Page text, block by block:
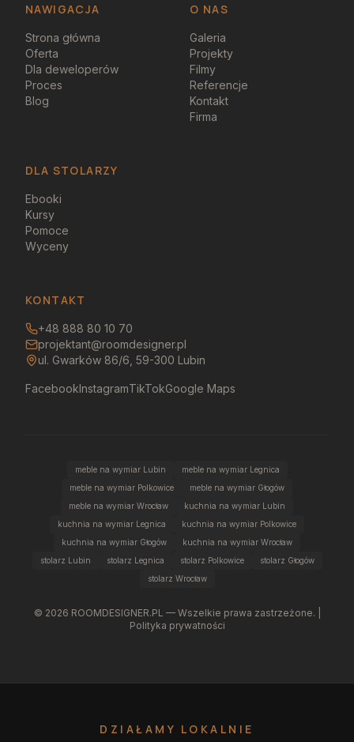
NAWIGACJA O NAS
Strona główna
Oferta
Dla deweloperów
Proces
Blog
Galeria
Projekty
Filmy
Referencje
Kontakt
Firma
DLA STOLARZY
Ebooki
Kursy
Pomoce
Wyceny
KONTAKT
+48 888 80 10 70
projektant@roomdesigner.pl
ul. Gwarków 86/6, 59-300 Lubin
FacebookInstagramTikTokGoogle Maps
meble na wymiar Lubin
meble na wymiar Legnica
meble na wymiar Polkowice
meble na wymiar Głogów
meble na wymiar Wrocław
kuchnia na wymiar Lubin
kuchnia na wymiar Legnica
kuchnia na wymiar Polkowice
kuchnia na wymiar Głogów
kuchnia na wymiar Wrocław
stolarz Lubin
stolarz Legnica stolarz Polkowice
stolarz Głogów
stolarz Wrocław
© 2026 ROOMDESIGNER.PL — Wszelkie prawa zastrzeżone. |
Polityka prywatności
DZIAŁAMY LOKALNIE